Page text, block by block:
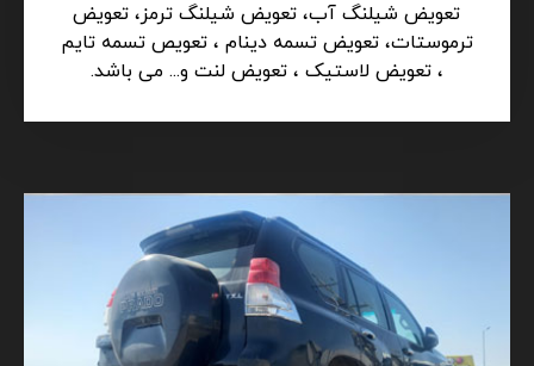
تعویض شیلنگ آب، تعویض شیلنگ ترمز، تعویض
ترموستات، تعویض تسمه دینام ، تعویص تسمه تایم
، تعویض لاستیک ، تعویض لنت و... می باشد.